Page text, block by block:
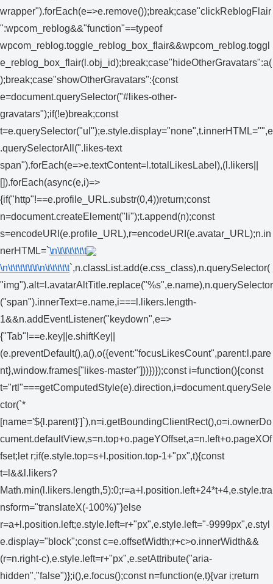
wrapper").forEach(e=>e.remove());break;case"clickReblogFlair
":wpcom_reblog&&"function"==typeof
wpcom_reblog.toggle_reblog_box_flair&&wpcom_reblog.toggl
e_reblog_box_flair(l.obj_id);break;case"hideOtherGravatars":a(
);break;case"showOtherGravatars":{const
e=document.querySelector("#likes-other-
gravatars");if(!e)break;const
t=e.querySelector("ul");e.style.display="none",t.innerHTML="",e
.querySelectorAll(".likes-text
span").forEach(e=>e.textContent=l.totalLikesLabel),(l.likers||
[]).forEach(async(e,i)=>
{if("http"!==e.profile_URL.substr(0,4))return;const
n=document.createElement("li");t.append(n);const
s=encodeURI(e.profile_URL),r=encodeURI(e.avatar_URL);n.in
nerHTML=`\n\t\t\t\t\t\t
\n\t\t\t\t\t\t\n\t\t\t\t\t`,n.classList.add(e.css_class),n.querySelector(
"img").alt=l.avatarAltTitle.replace("%s",e.name),n.querySelector
("span").innerText=e.name,i===l.likers.length-
1&&n.addEventListener("keydown",e=>
{"Tab"!==e.key||e.shiftKey||
(e.preventDefault(),a(),o({event:"focusLikesCount",parent:l.pare
nt},window.frames["likes-master"]))})});const i=function(){const
t="rtl"===getComputedStyle(e).direction,i=document.querySele
ctor(`*
[name='${l.parent}']`),n=i.getBoundingClientRect(),o=i.ownerDo
cument.defaultView,s=n.top+o.pageYOffset,a=n.left+o.pageXOf
fset;let r;if(e.style.top=s+l.position.top-1+"px",t){const
t=l&&l.likers?
Math.min(l.likers.length,5):0;r=a+l.position.left+24*t+4,e.style.tra
nsform="translateX(-100%)"}else
r=a+l.position.left;e.style.left=r+"px",e.style.left="-9999px",e.styl
e.display="block";const c=e.offsetWidth;r+c>o.innerWidth&&
(r=n.right-c),e.style.left=r+"px",e.setAttribute("aria-
hidden","false")};i(),e.focus();const n=function(e,t){var i;return